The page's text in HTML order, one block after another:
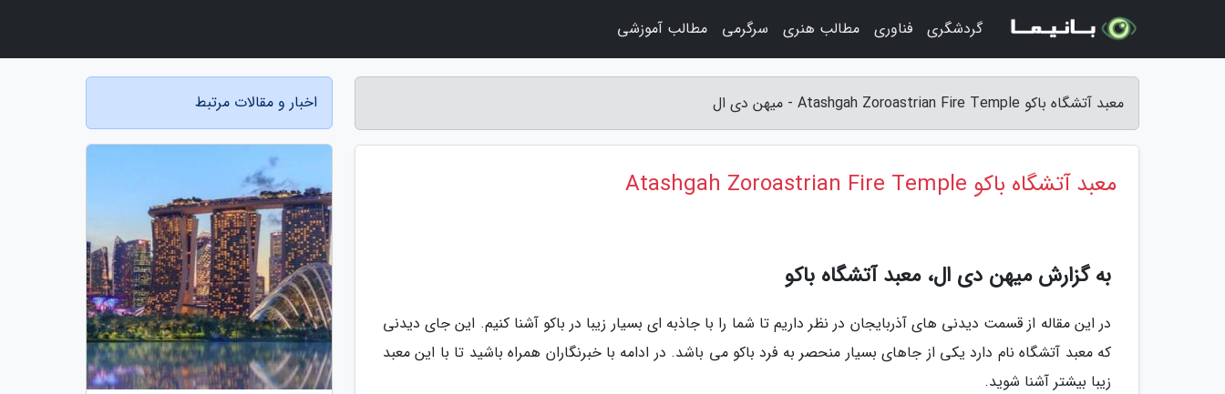
معبد آتشگاه باکو Atashgah Zoroastrian Fire Temple - میهن دی ال
معبد آتشگاه باکو Atashgah Zoroastrian Fire Temple
به گزارش میهن دی ال، معبد آتشگاه باکو
در این مقاله از قسمت دیدنی های آذربایجان در نظر داریم تا شما را با جاذبه ای بسیار زیبا در باکو آشنا کنیم. این جای دیدنی
که معبد آتشگاه نام دارد یکی از جاهای بسیار منحصر به فرد باکو می باشد. در ادامه با خبرنگاران همراه باشید تا با این معبد
زیبا بیشتر آشنا شوید.
اخبار و مقالات مرتبط
گردشگری فناوری مطالب هنری سرگرمی مطالب آموزشی